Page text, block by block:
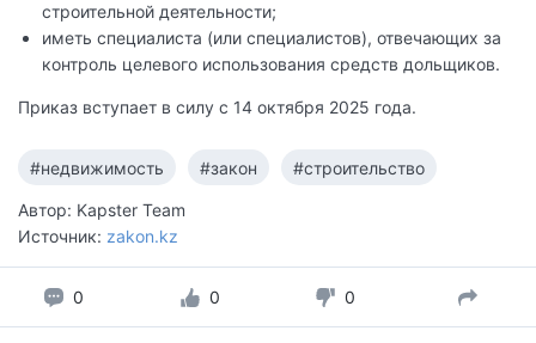
строительной деятельности;
иметь специалиста (или специалистов), отвечающих за
контроль целевого использования средств дольщиков.
Приказ вступает в силу с 14 октября 2025 года.
#недвижимость #закон #строительство
Автор: Kapster Team
Источник: zakon.kz
0 0 0